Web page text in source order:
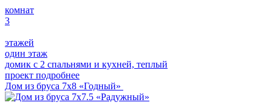
комнат
3
этажей
один этаж
домик с 2 спальнями и кухней, теплый
проект подробнее
Дом из бруса 7х8 «Годный»